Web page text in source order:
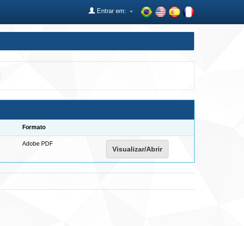
Entrar em:
Formato
Adobe PDF
Visualizar/Abrir